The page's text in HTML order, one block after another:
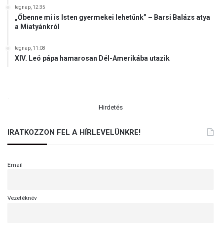
tegnap, 12:35
„Őbenne mi is Isten gyermekei lehetünk” – Barsi Balázs atya
a Miatyánkról
tegnap, 11:08
XIV. Leó pápa hamarosan Dél-Amerikába utazik
Hirdetés
IRATKOZZON FEL A HÍRLEVELÜNKRE!
Email
Vezetéknév